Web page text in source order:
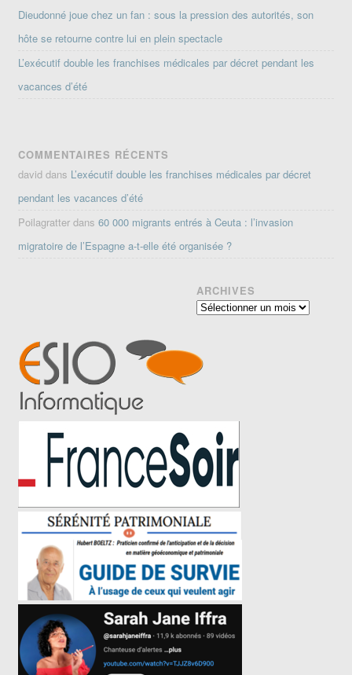
Dieudonné joue chez un fan : sous la pression des autorités, son
hôte se retourne contre lui en plein spectacle
L’exécutif double les franchises médicales par décret pendant les
vacances d’été
COMMENTAIRES RÉCENTS
david dans L’exécutif double les franchises médicales par décret
pendant les vacances d’été
Poilagratter dans60 000 migrants entrés à Ceuta : l’invasion
migratoire de l’Espagne a-t-elle été organisée ?
ARCHIVES
Archives